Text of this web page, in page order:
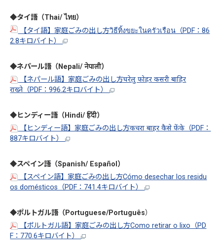
◆タイ語（Thai/ ไทย）
【タイ語】家庭ごみの出し方วิธีทิ้งขยะในครัวเรือน（PDF：86
2.8キロバイト）
◆ネパール語（Nepali/ नेपाली）
【ネパール語】家庭ごみの出し方घरेलु फोहर कसरी बाहिर
राख्ने（PDF：996.2キロバイト）
◆ヒンディー語（Hindi/ हिंदी）
【ヒンディー語】家庭ごみの出し方कचरा बाहर कैसे फेंके（PDF：
887キロバイト）
◆スペイン語（Spanish/ Español）
【スペイン語】家庭ごみの出し方Cómo desechar los residu
os domésticos（PDF：741.4キロバイト）
◆ポルトガル語（Portuguese/Português）
【ポルトガル語】家庭ごみの出し方Como retirar o lixo（PD
F：770.6キロバイト）